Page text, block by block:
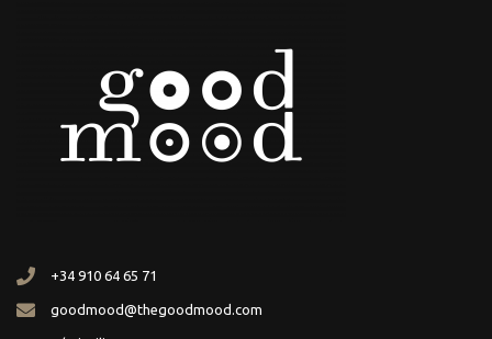
+34 910 64 65 71
goodmood@thegoodmood.com